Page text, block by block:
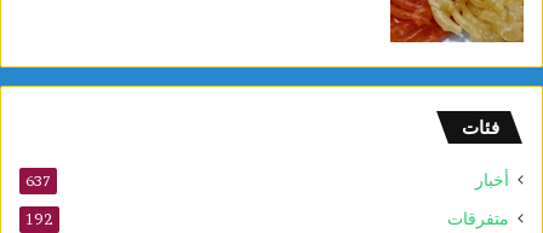
فئات
أخبار 637
متفرقات 192